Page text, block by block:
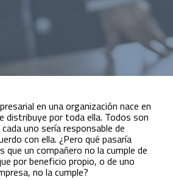
en una organización nace en
distribuye por toda ella. Todos son
uno sería responsable de
con ella. ¿Pero qué pasaría
que un compañero no la cumple de
por beneficio propio, o de uno
no la cumple?